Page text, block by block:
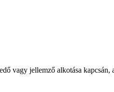
vagy jellemző alkotása